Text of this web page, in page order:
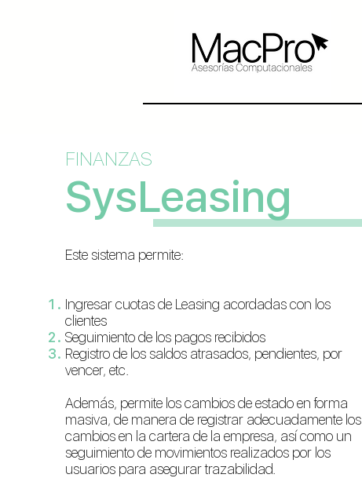
FINANZAS
SysLeasing
Este sistema permite:
Ingresar cuotas de Leasing acordadas con los
clientes
Seguimiento de los pagos recibidos
Registro de los saldos atrasados, pendientes, por
vencer, etc.
Además, permite los cambios de estado en forma
masiva, de manera de registrar adecuadamente los
cambios en la cartera de la empresa, así como un
seguimiento de movimientos realizados por los
usuarios para asegurar trazabilidad.